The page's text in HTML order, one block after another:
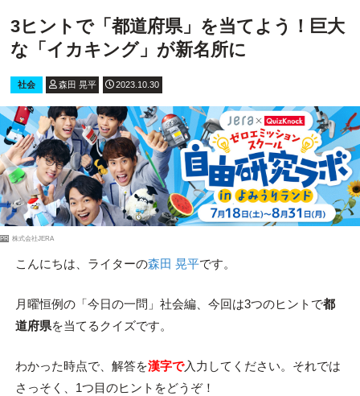
3ヒントで「都道府県」を当てよう！巨大
な「イカキング」が新名所に
社会 森田 晃平 2023.10.30
PR 株式会社JERA
こんにちは、ライターの森田 晃平です。
月曜恒例の「今日の一問」社会編、今回は3つのヒントで都
道府県を当てるクイズです。
わかった時点で、解答を漢字で入力してください。それでは
さっそく、1つ目のヒントをどうぞ！